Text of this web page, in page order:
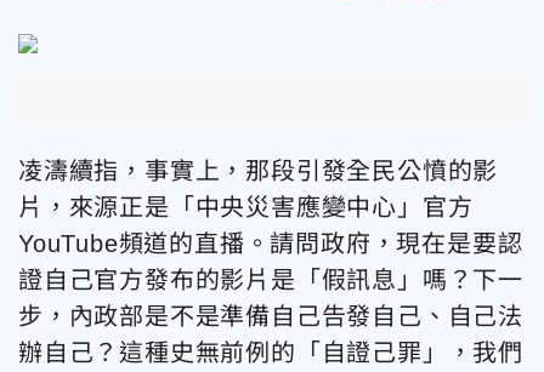
凌濤續指，事實上，那段引發全民公憤的影
片，來源正是「中央災害應變中心」官方
YouTube頻道的直播。請問政府，現在是要認
證自己官方發布的影片是「假訊息」嗎？下一
步，內政部是不是準備自己告發自己、自己法
辦自己？這種史無前例的「自證己罪」，我們